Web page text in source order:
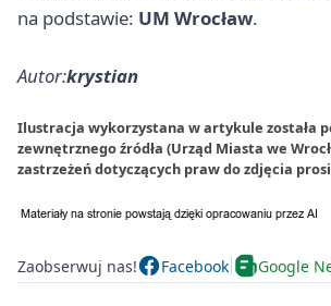
na podstawie: UM Wrocław.
Autor:krystian
Ilustracja wykorzystana w artykule została
zewnętrznego źródła (Urząd Miasta we
zastrzeżeń dotyczących praw do zdjęcia
Zaobserwuj nas! Facebook Google